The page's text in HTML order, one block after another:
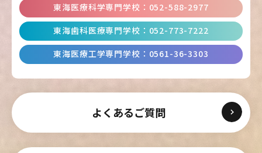
よくあるご質問
東海医療科学専門学校 ： 052-588-2977
東海歯科医療専門学校 ： 052-773-7222
東海医療工学専門学校 ： 0561-36-3303